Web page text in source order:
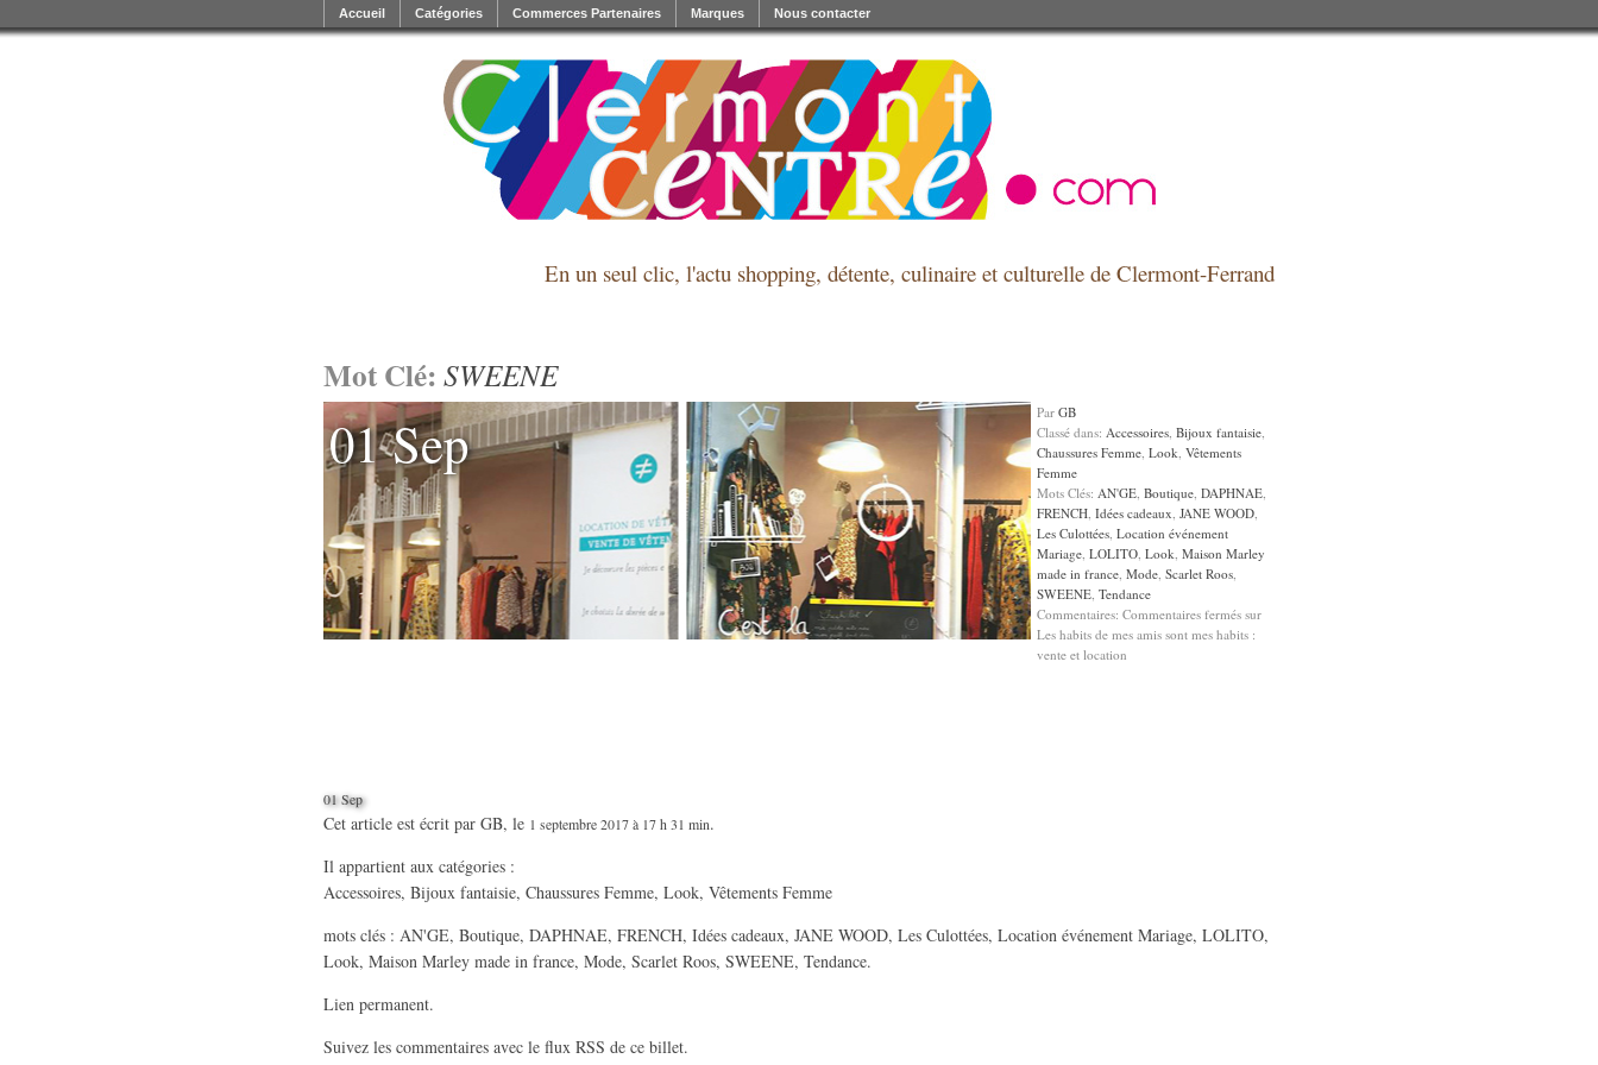
En un seul clic, l'actu shopping, détente, culinaire et culturelle de Clermont-Ferrand
Accueil Catégories Commerces Partenaires Marques Nous contacter
Mot Clé: SWEENE
01 Sep Par GB
Classé dans: Accessoires, Bijoux fantaisie,
Chaussures Femme, Look, Vêtements
Femme
Mots Clés: AN'GE, Boutique, DAPHNAE,
FRENCH, Idées cadeaux, JANE WOOD,
Les Culottées, Location événement
Mariage, LOLITO, Look, Maison Marley
made in france, Mode, Scarlet Roos,
SWEENE, Tendance
Commentaires: Commentaires fermés sur
Les habits de mes amis sont mes habits :
vente et location
01 Sep
Cet article est écrit par GB, le 1 septembre 2017 à 17 h 31 min.
Il appartient aux catégories :
Accessoires, Bijoux fantaisie, Chaussures Femme, Look, Vêtements Femme
mots clés : AN'GE, Boutique, DAPHNAE, FRENCH, Idées cadeaux, JANE WOOD, Les Culottées, Location événement Mariage, LOLITO,
Look, Maison Marley made in france, Mode, Scarlet Roos, SWEENE, Tendance.
Lien permanent.
Suivez les commentaires avec le flux RSS de ce billet.